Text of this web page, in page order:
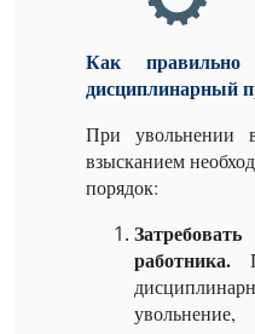
Как правильно
дисциплинарный
При увольнении
взысканием
порядок:
работника.